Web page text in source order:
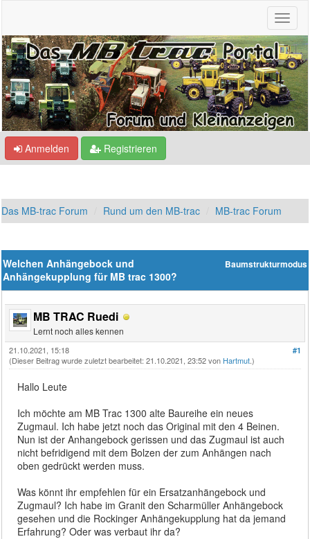
Anmelden Registrieren
Das MB-trac Forum Rund um den MB-trac MB-trac Forum
Baumstrukturmodus
Welchen Anhängebock und
Anhängekupplung für MB trac 1300?
MB TRAC Ruedi
Lernt noch alles kennen
#1
21.10.2021, 15:18
(Dieser Beitrag wurde zuletzt bearbeitet: 21.10.2021, 23:52 von Hartmut.)
Hallo Leute
Ich möchte am MB Trac 1300 alte Baureihe ein neues
Zugmaul. Ich habe jetzt noch das Original mit den 4 Beinen.
Nun ist der Anhangebock gerissen und das Zugmaul ist auch
nicht befridigend mit dem Bolzen der zum Anhängen nach
oben gedrückt werden muss.
Was könnt ihr empfehlen für ein Ersatzanhängebock und
Zugmaul? Ich habe im Granit den Scharmüller Anhängebock
gesehen und die Rockinger Anhängekupplung hat da jemand
Erfahrung? Oder was verbaut ihr da?